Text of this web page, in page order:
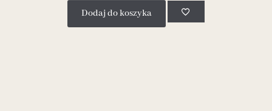
Dodaj do koszyka